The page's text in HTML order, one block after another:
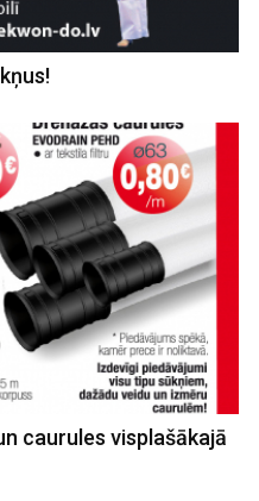
caurules visplašākajā